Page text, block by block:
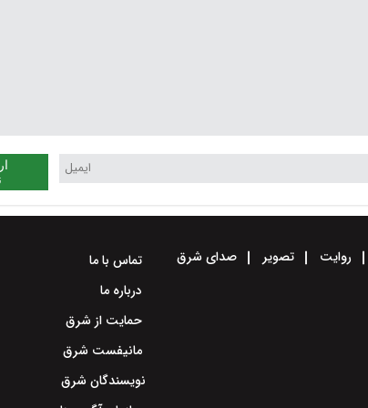
روایت تصویر صدای شرق
تماس با ما
درباره ما
حمایت از شرق
مانیفست شرق
نویسندگان شرق